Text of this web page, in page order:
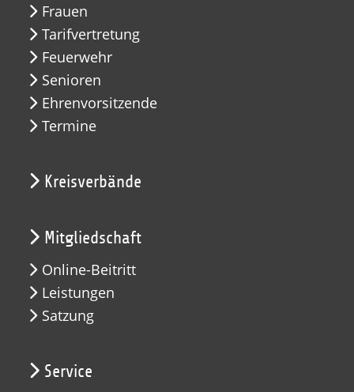
Frauen
Tarifvertretung
Feuerwehr
Senioren
Ehrenvorsitzende
Termine
Kreisverbände
Mitgliedschaft
Online-Beitritt
Leistungen
Satzung
Service